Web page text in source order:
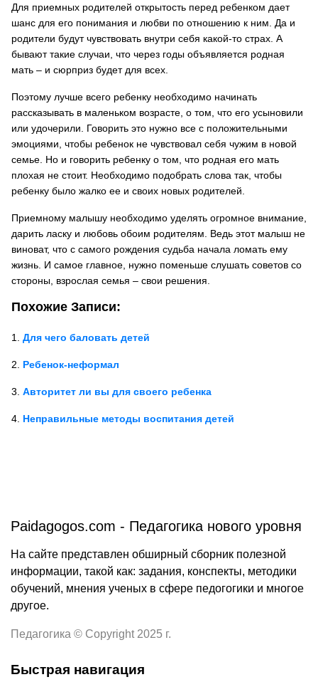
Для приемных родителей открытость перед ребенком дает
шанс для его понимания и любви по отношению к ним. Да и
родители будут чувствовать внутри себя какой-то страх. А
бывают такие случаи, что через годы объявляется родная
мать – и сюрприз будет для всех.
Поэтому лучше всего ребенку необходимо начинать
рассказывать в маленьком возрасте , о том, что его усыновили
или удочерили. Говорить это нужно все с положительными
эмоциями, чтобы ребенок не чувствовал себя чужим в новой
семье. Но и говорить ребенку о том, что родная его мать
плохая не стоит. Необходимо подобрать слова так, чтобы
ребенку было жалко ее и своих новых родителей.
Приемному малышу необходимо уделять огромное внимание,
дарить ласку и любовь обоим родителям. Ведь этот малыш не
виноват, что с самого рождения судьба начала ломать ему
жизнь. И самое главное, нужно поменьше слушать советов со
стороны, взрослая семья – свои решения.
Похожие Записи:
Для чего баловать детей
Ребенок-неформал
Авторитет ли вы для своего ребенка
Неправильные методы воспитания детей
Paidagogos.com - Педагогика нового уровня
На сайте представлен обширный сборник полезной
информации, такой как: задания, конспекты, методики
обучений, мнения ученых в сфере педогогики и многое
другое.
Педагогика © Copyright 2025 г.
Быстрая навигация